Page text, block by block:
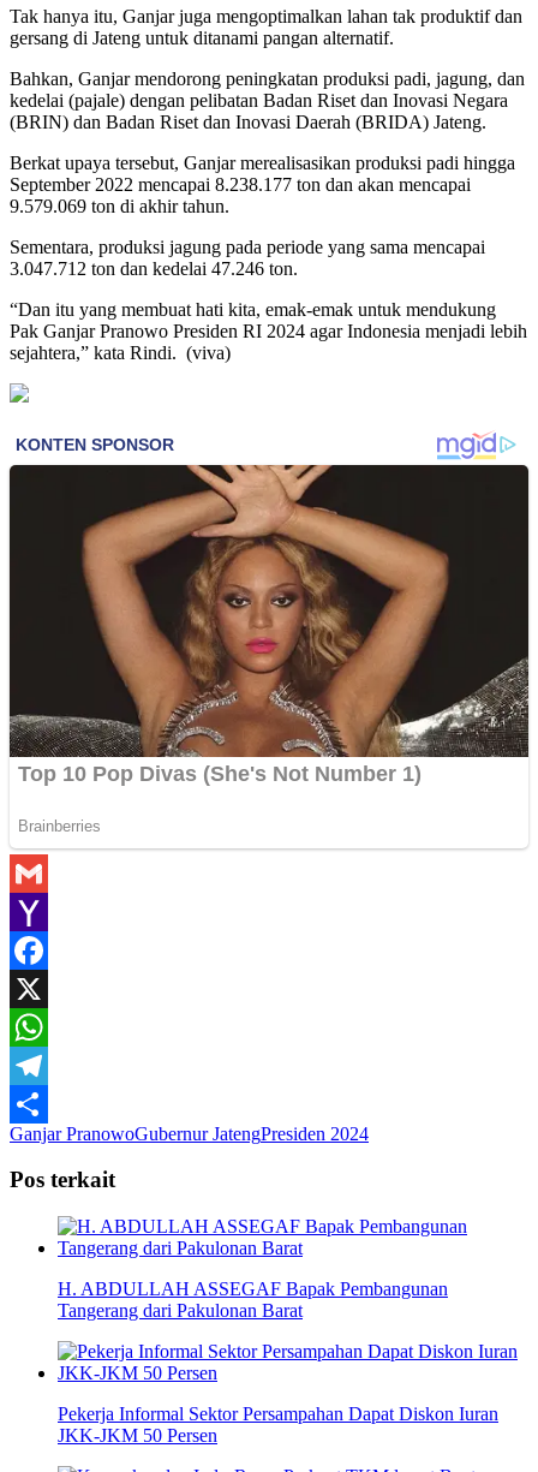
Tak hanya itu, Ganjar juga mengoptimalkan lahan tak produktif dan
gersang di Jateng untuk ditanami pangan alternatif.
Bahkan, Ganjar mendorong peningkatan produksi padi, jagung, dan
kedelai (pajale) dengan pelibatan Badan Riset dan Inovasi Negara
(BRIN) dan Badan Riset dan Inovasi Daerah (BRIDA) Jateng.
Berkat upaya tersebut, Ganjar merealisasikan produksi padi hingga
September 2022 mencapai 8.238.177 ton dan akan mencapai
9.579.069 ton di akhir tahun.
Sementara, produksi jagung pada periode yang sama mencapai
3.047.712 ton dan kedelai 47.246 ton.
“Dan itu yang membuat hati kita, emak-emak untuk mendukung
Pak Ganjar Pranowo Presiden RI 2024 agar Indonesia menjadi lebih
sejahtera,” kata Rindi. (viva)
Gmail
Yahoo
Mail
Facebook
X
WhatsApp
Telegram
Share
Ganjar PranowoGubernur JatengPresiden 2024
Pos terkait
H. ABDULLAH ASSEGAF Bapak Pembangunan
Tangerang dari Pakulonan Barat
Pekerja Informal Sektor Persampahan Dapat Diskon Iuran
JKK-JKM 50 Persen